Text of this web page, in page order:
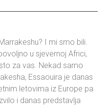
I mi smo bili.
u sjevernoj Africi,
za vas. Nekad samo
Essaouira je danas
letovima iz Europe pa
i danas predstavlja